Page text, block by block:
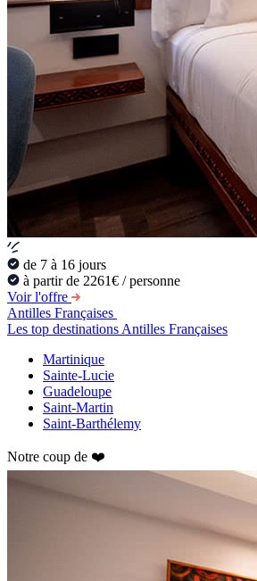
de 7 à 16 jours
à partir de 2261€ / personne
Voir l'offre
Antilles Françaises
Les top destinations Antilles Françaises
Martinique
Sainte-Lucie
Guadeloupe
Saint-Martin
Saint-Barthélemy
Notre coup de ❤️